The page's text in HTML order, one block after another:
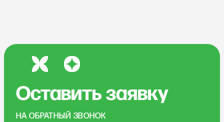
Оставить заявку
НА ОБРАТНЫЙ ЗВОНОК